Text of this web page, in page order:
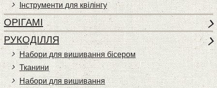
Інструменти для квілінгу
ОРІГАМІ
РУКОДІЛЛЯ
Набори для вишивання бісером
Тканини
Набори для вишивання